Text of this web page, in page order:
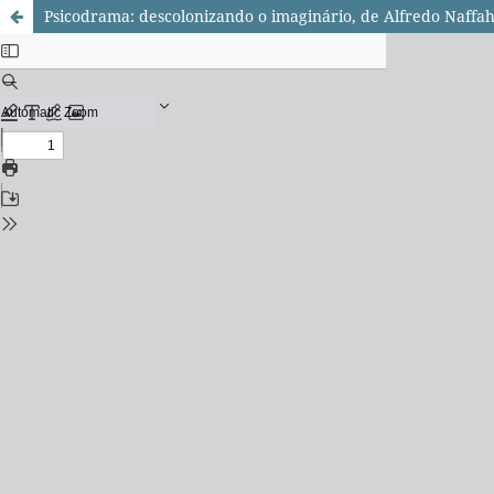
Psicodrama: descolonizando o imaginário, de Alfredo